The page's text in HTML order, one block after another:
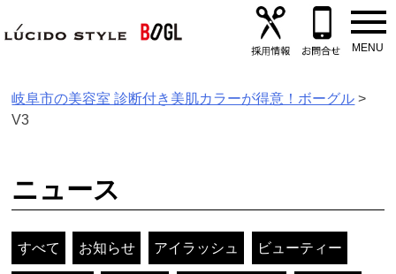
to
岐阜市の美容室 診断付き美肌カラーが得意！ボーグル >
V3
ニュース
すべて お知らせ アイラッシュ ビューティー